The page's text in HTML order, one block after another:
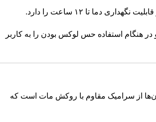
تا ۱۲ ساعت را دارد.
هنگام استفاده حس لوکس بودن را به کاربر
از سرامیک مقاوم با روکش مات است که